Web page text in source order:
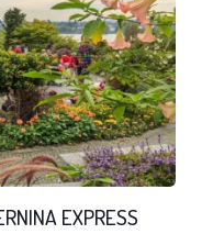
EXPRESS